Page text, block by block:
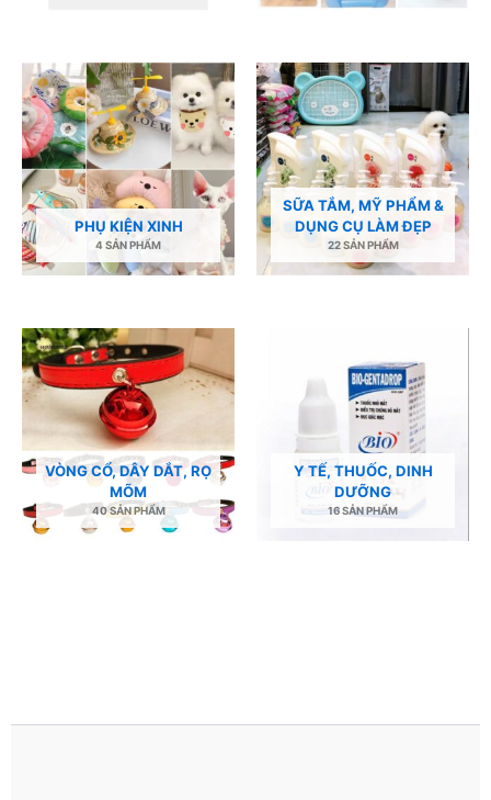
PHỤ KIỆN XINH
4 SẢN PHẨM
SỮA TẮM, MỸ PHẨM &
DỤNG CỤ LÀM ĐẸP
22 SẢN PHẨM
VÒNG CỔ, DÂY DẮT, RỌ
MÕM
40 SẢN PHẨM
Y TẾ, THUỐC, DINH
DƯỠNG
16 SẢN PHẨM